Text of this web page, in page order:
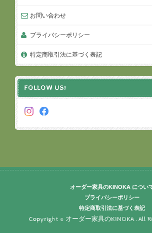
お問い合わせ
プライバシーポリシー
特定商取引法に基づく表記
FOLLOW US!
オーダー家具のKINOKA につい
プライバシーポリシー
特定商取引法に基づく表記
Copyright © オーダー家具のKINOKA . All